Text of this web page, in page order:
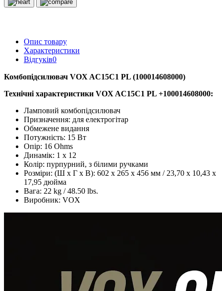
Опис товару
Характеристики
Відгуків0
Комбопідсилювач VOX AC15C1 PL (100014608000)
Технічні характеристики VOX AC15C1 PL +100014608000:
Ламповий комбопідсилювач
Призначення: для електрогітар
Обмежене видання
Потужність: 15 Вт
Опір: 16 Ohms
Динамік: 1 x 12
Колір: пурпурний, з білими ручками
Розміри: (Ш х Г х В): 602 х 265 х 456 мм / 23,70 х 10,43 х
17,95 дюйма
Вага: 22 kg / 48.50 lbs.
Виробник: VOX